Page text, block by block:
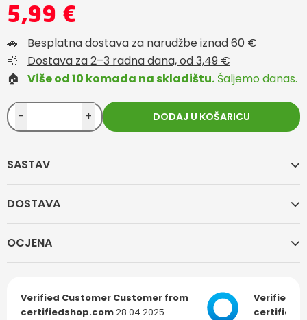
SASTAV
DOSTAVA
OCJENA
Verified Customer Customer from
certifiedshop.com28.04.2025
Verified
5,99 €
🚗
Besplatna dostava za narudžbe iznad 60 €
💨
Dostava za 2–3 radna dana, od 3,49 €
🏠
Više od 10 komada na skladištu. Šaljemo danas.
- + DODAJ U KOŠARICU